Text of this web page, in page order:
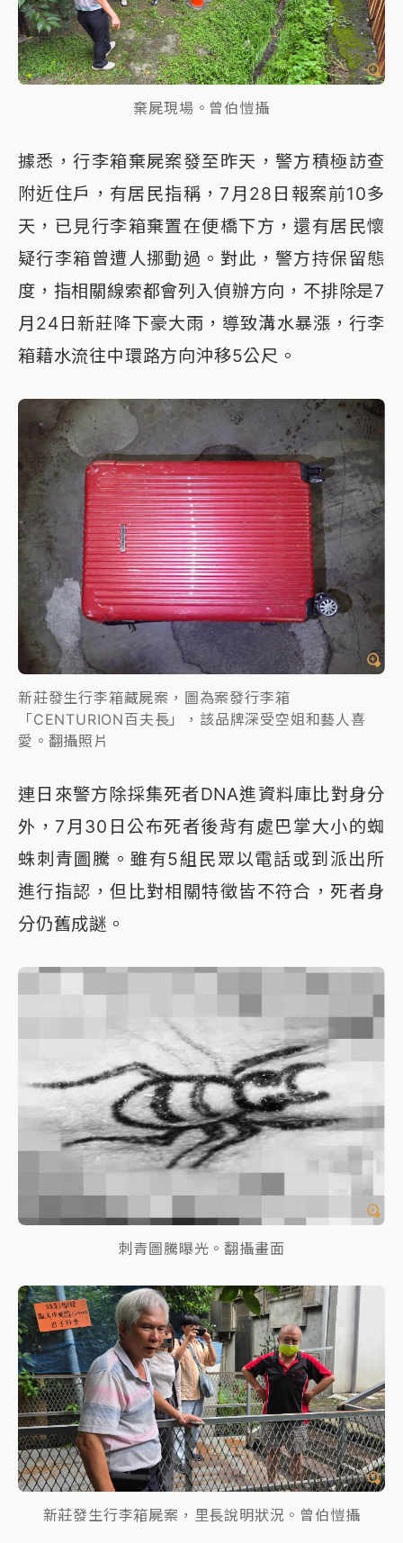
棄屍現場。曾伯愷攝
據悉，行李箱棄屍案發至昨天，警方積極訪查
附近住戶，有居民指稱，7月28日報案前10多
天，已見行李箱棄置在便橋下方，還有居民懷
疑行李箱曾遭人挪動過。對此，警方持保留態
度，指相關線索都會列入偵辦方向，不排除是7
月24日新莊降下豪大雨，導致溝水暴漲，行李
箱藉水流往中環路方向沖移5公尺。
新莊發生行李箱藏屍案，圖為案發行李箱
「CENTURION百夫長」，該品牌深受空姐和藝人喜
愛。翻攝照片
連日來警方除採集死者DNA進資料庫比對身分
外，7月30日公布死者後背有處巴掌大小的蜘
蛛刺青圖騰。雖有5組民眾以電話或到派出所
進行指認，但比對相關特徵皆不符合，死者身
分仍舊成謎。
刺青圖騰曝光。翻攝畫面
新莊發生行李箱屍案，里長說明狀況。曾伯愷攝